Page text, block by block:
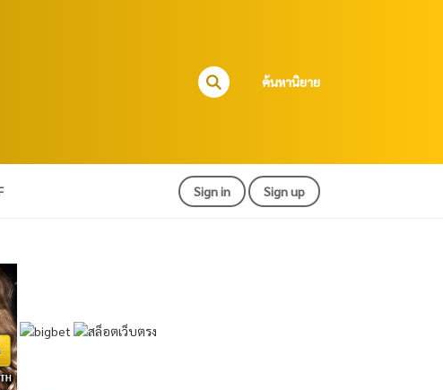
ค้นหานิยาย
Sign in Sign up